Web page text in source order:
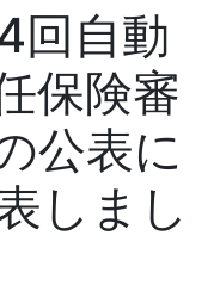
回自動
保険審
公表に
しまし